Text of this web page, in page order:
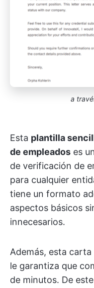
a
Esta plantilla
de empleados es
de verificación de
para cualquier
tiene un formato
aspectos básicos
innecesarios.
Además, esta
le garantiza que
de minutos. De